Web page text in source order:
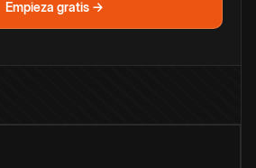
Empieza gratis →